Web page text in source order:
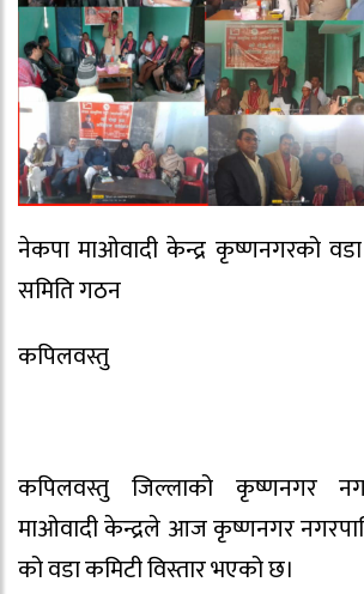
नेकपा माओवादी केन्द्र कृष्णनगरको
समिति गठन
कपिलवस्तु
कपिलवस्तु जिल्लाको कृष्णनगर
माओवादी केन्द्रले आज कृष्णनगर
को वडा कमिटी विस्तार भएको छ।